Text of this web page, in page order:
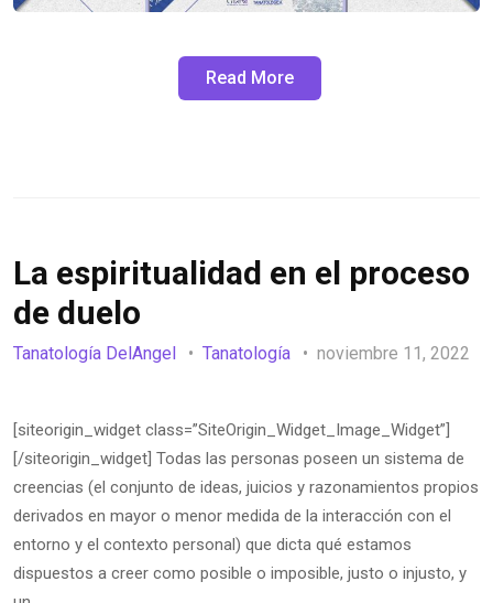
Read More
La espiritualidad en el proceso
de duelo
Tanatología DelAngel Tanatología noviembre 11, 2022
[siteorigin_widget class=”SiteOrigin_Widget_Image_Widget”]
[/siteorigin_widget] Todas las personas poseen un sistema de
creencias (el conjunto de ideas, juicios y razonamientos propios
derivados en mayor o menor medida de la interacción con el
entorno y el contexto personal) que dicta qué estamos
dispuestos a creer como posible o imposible, justo o injusto, y